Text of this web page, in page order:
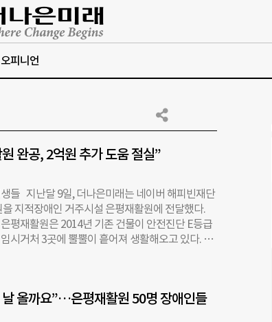
오피니언
완공, 2억원 추가 도움 절실”
들 지난달 9일, 더나은미래는 네이버 해피빈재단
지적장애인 거주시설 은평재활원에 전달했다.
평재활원은 2014년 기존 건물이 안전진단 E등급
시거처 3곳에 뿔뿔이 흩어져 생활해오고 있다. 이
에서 진행됐다. 펀딩은 초기 목표 금액이었던 150
즌의 후원으로 350여만원의 후원금을 모았다. 펀
올까요”…은평재활원 50명 장애인들